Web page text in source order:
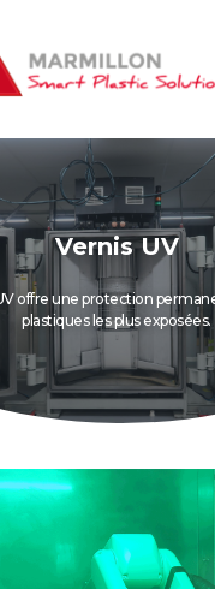
Vernis UV
offre une protection
plastiques les plus exposées.